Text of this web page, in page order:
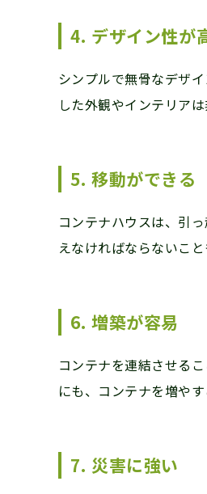
4. デザイン性が
シンプルで無骨なデザ
した外観やインテリア
5. 移動ができる
コンテナハウスは、引
えなければならないこ
6. 増築が容易
コンテナを連結させる
にも、コンテナを増や
7. 災害に強い